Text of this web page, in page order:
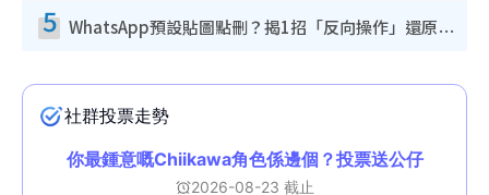
5 WhatsApp預設貼圖點刪？揭1招「反向操作」還原簡潔介面 附3步實測教學